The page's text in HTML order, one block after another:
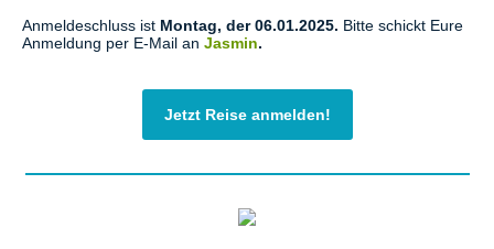
Anmeldeschluss ist Montag, der 06.01.2025. Bitte schickt Eure
Anmeldung per E-Mail an Jasmin.
Jetzt Reise anmelden!